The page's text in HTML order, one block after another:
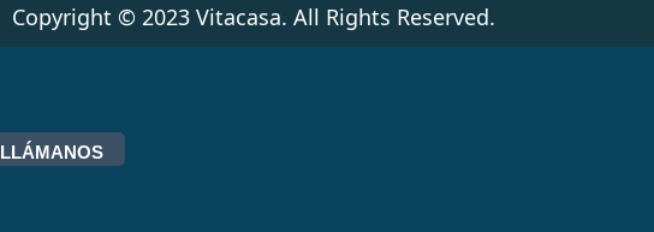
Copyright © 2023 Vitacasa. All Rights Reserved.
LLÁMANOS